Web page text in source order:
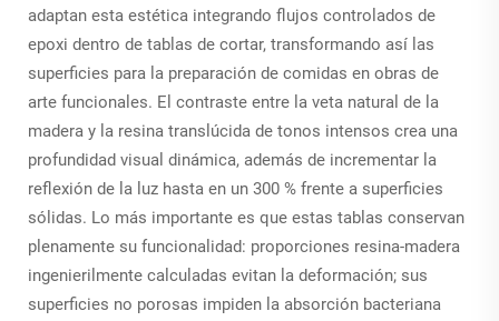
adaptan esta estética integrando flujos controlados de
epoxi dentro de tablas de cortar, transformando así las
superficies para la preparación de comidas en obras de
arte funcionales. El contraste entre la veta natural de la
madera y la resina translúcida de tonos intensos crea una
profundidad visual dinámica, además de incrementar la
reflexión de la luz hasta en un 300 % frente a superficies
sólidas. Lo más importante es que estas tablas conservan
plenamente su funcionalidad: proporciones resina-madera
ingenierilmente calculadas evitan la deformación; sus
superficies no porosas impiden la absorción bacteriana